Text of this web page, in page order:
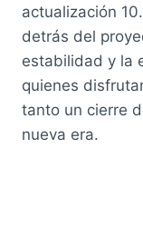
actualización
detrás del
estabilidad y la
quienes
tanto un cierre
nueva era.